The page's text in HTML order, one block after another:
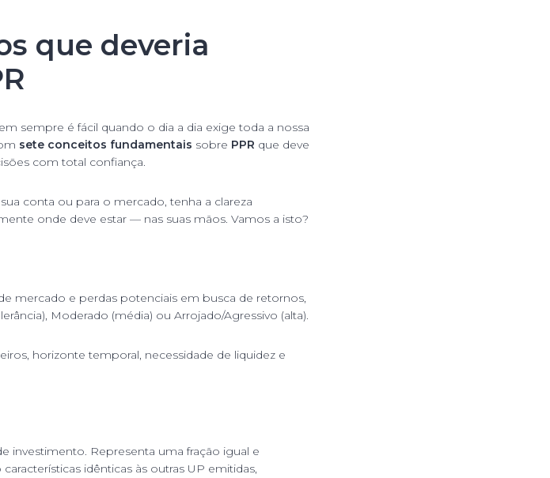
que deveria
sempre é fácil quando o dia a dia exige toda a nossa
sete conceitos fundamentais sobre PPR que deve
com total confiança.
conta ou para o mercado, tenha a clareza
onde deve estar — nas suas mãos. Vamos a isto?
mercado e perdas potenciais em busca de retornos,
Moderado (média) ou Arrojado/Agressivo (alta).
horizonte temporal, necessidade de liquidez e
investimento. Representa uma fração igual e
idênticas às outras UP emitidas,